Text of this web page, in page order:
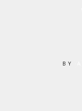
BY